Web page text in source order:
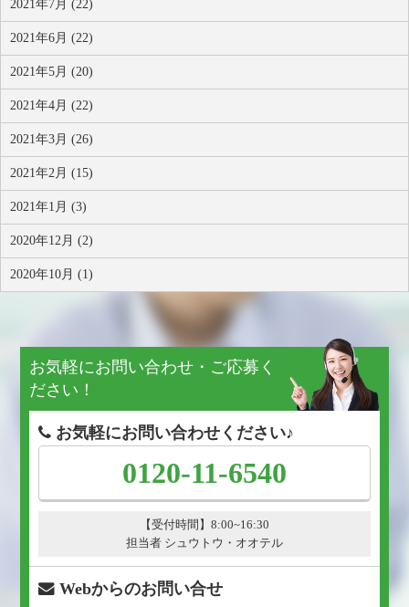
2021年7月 (22)
2021年6月 (22)
2021年5月 (20)
2021年4月 (22)
2021年3月 (26)
2021年2月 (15)
2021年1月 (3)
2020年12月 (2)
2020年10月 (1)
お気軽にお問い合わせ・ご応募く
ださい！
お気軽にお問い合わせください♪
0120-11-6540
【受付時間】8:00~16:30
担当者 シュウトウ・オオテル
Webからのお問い合せ